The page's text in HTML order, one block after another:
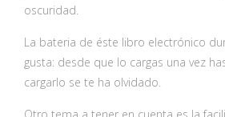
oscuridad.
La bateria de éste libro electrónico
gusta: desde que lo cargas una vez
cargarlo se te ha olvidado.